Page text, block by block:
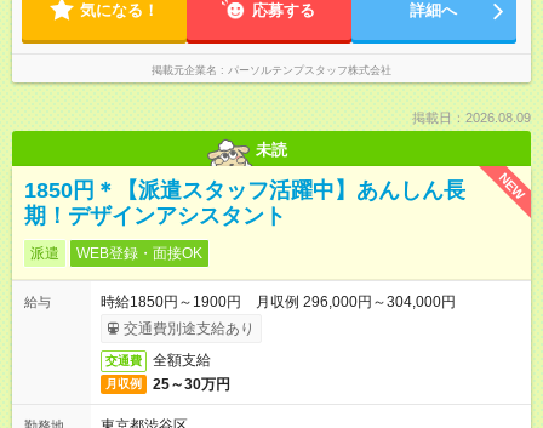
気になる！ 応募する 詳細へ
掲載元企業名 パーソルテンプスタッフ株式会社
掲載日：2026.08.09
未読
NEW
1850円＊【派遣スタッフ活躍中】あんしん長
期！デザインアシスタント
派遣 WEB登録・面接OK
給与
時給1850円～1900円 月収例 296,000円～304,000円
交通費別途支給あり
交通費 全額支給
月収例 25～30万円